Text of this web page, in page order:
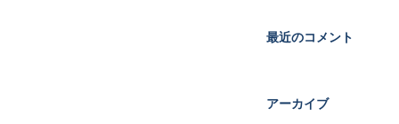
最近のコメント
アーカイブ